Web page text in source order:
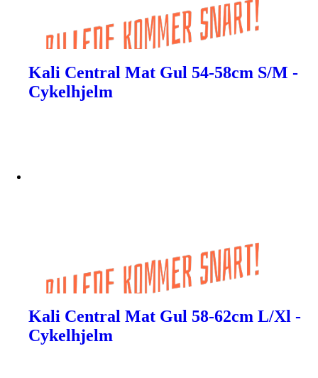
Kali Central Mat Gul 54-58cm S/M -
Cykelhjelm
Kali Central Mat Gul 58-62cm L/Xl -
Cykelhjelm